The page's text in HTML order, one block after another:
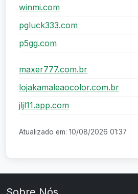
winmi.com
pgluck333.com
p5gg.com
maxer777.com.br
lojakamaleaocolor.com.br
jljl11.app.com
Atualizado em: 10/08/2026 01:37